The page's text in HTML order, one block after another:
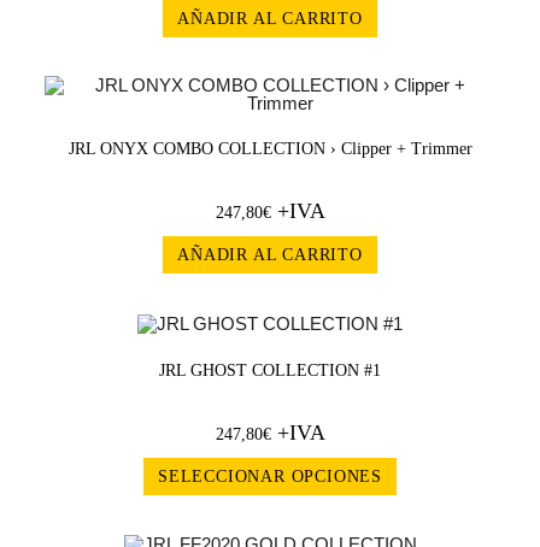
AÑADIR AL CARRITO
JRL ONYX COMBO COLLECTION › Clipper + Trimmer
247,80€+IVA
AÑADIR AL CARRITO
JRL GHOST COLLECTION #1
247,80€+IVA
SELECCIONAR OPCIONES